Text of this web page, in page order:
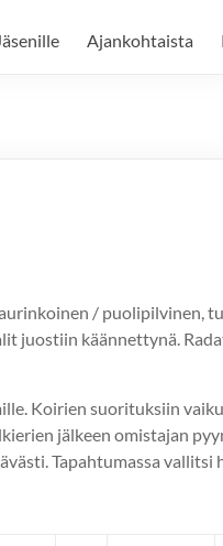
Ajankohtaista
/
juostiin käännettynä.
Koirien suorituksiin
jälkeen omistajan
Tapahtumassa vallitsi